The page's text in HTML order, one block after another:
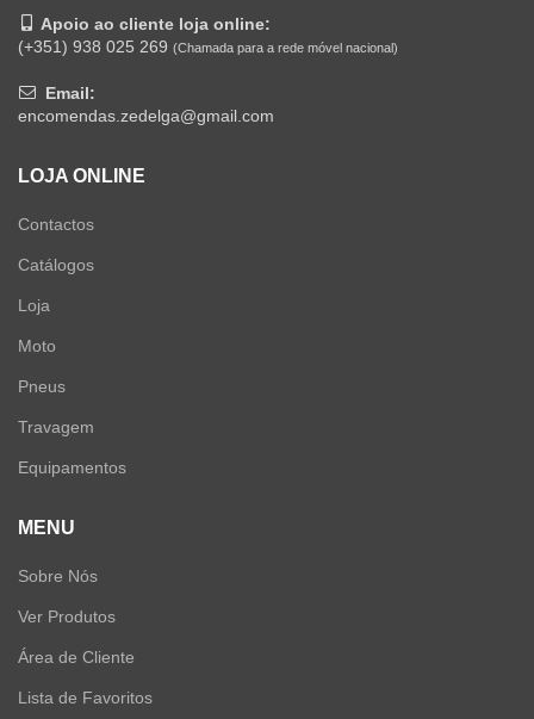
Apoio ao cliente loja online:
(+351) 938 025 269 (Chamada para a rede móvel nacional)
Email:
encomendas.zedelga@gmail.com
LOJA ONLINE
Contactos
Catálogos
Loja
Moto
Pneus
Travagem
Equipamentos
MENU
Sobre Nós
Ver Produtos
Área de Cliente
Lista de Favoritos